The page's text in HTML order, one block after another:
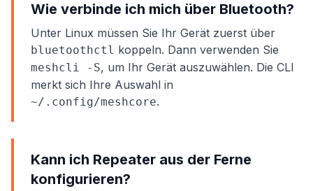
Wie verbinde ich mich über Bluetooth?
Unter Linux müssen Sie Ihr Gerät zuerst über
bluetoothctl koppeln. Dann verwenden Sie
meshcli -S, um Ihr Gerät auszuwählen. Die CLI
merkt sich Ihre Auswahl in
~/.config/meshcore.
Kann ich Repeater aus der Ferne
konfigurieren?